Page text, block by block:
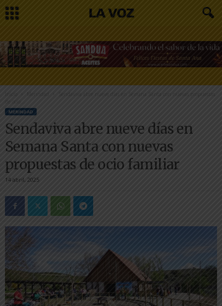
Inicio
Sendaviva abre nueve días en Semana Santa con nuevas propuestas
MERINDAD
Sendaviva abre nueve días en
Semana Santa con nuevas
propuestas de ocio familiar
14 abril, 2025